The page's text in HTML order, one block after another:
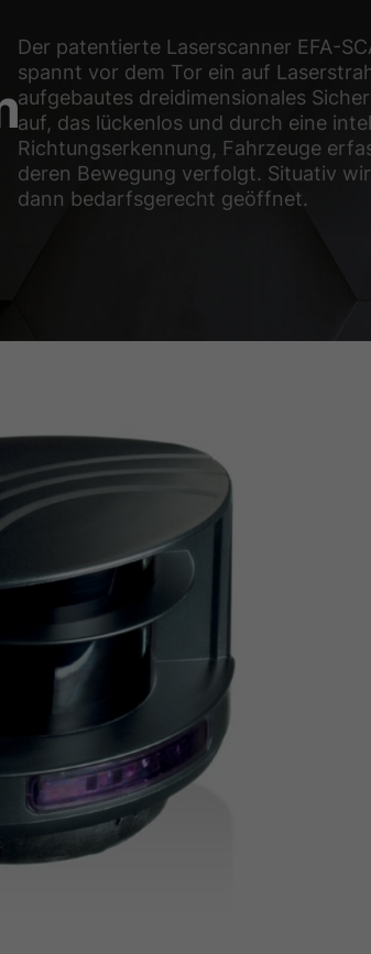
Der patentierte Laserscanner EFA-
spannt vor dem Tor ein auf
aufgebautes dreidimensionales
auf, das lückenlos und durch eine
Richtungserkennung, Fahrzeuge
deren Bewegung verfolgt. Situativ
dann bedarfsgerecht geöffnet.
Informationen anonym. Diese Informationen helfen uns
Cookie-Informationen anzeigen
und Social-Media-Plattformen werden standardmäßig